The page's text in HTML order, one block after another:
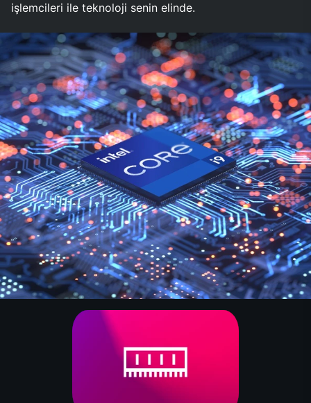
işlemcileri ile teknoloji senin elinde.